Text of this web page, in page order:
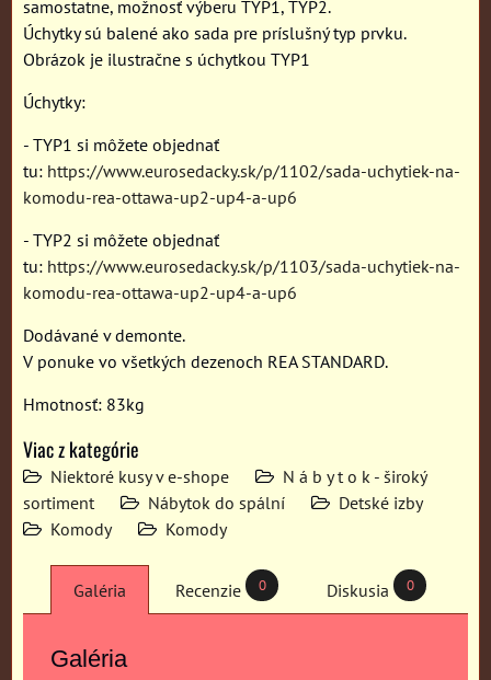
samostatne, možnosť výberu TYP1, TYP2.
Úchytky sú balené ako sada pre príslušný typ prvku.
Obrázok je ilustračne s úchytkou TYP1
Úchytky:
- TYP1 si môžete objednať
tu: https://www.eurosedacky.sk/p/1102/sada-uchytiek-na-
komodu-rea-ottawa-up2-up4-a-up6
- TYP2 si môžete objednať
tu: https://www.eurosedacky.sk/p/1103/sada-uchytiek-na-
komodu-rea-ottawa-up2-up4-a-up6
Dodávané v demonte.
V ponuke vo všetkých dezenoch REA STANDARD.
Hmotnosť: 83kg
Viac z kategórie
Niektoré kusy v e-shope
N á b y t o k - široký
sortiment
Nábytok do spální
Detské izby
Komody
Komody
Galéria Recenzie 0 Diskusia 0
Galéria